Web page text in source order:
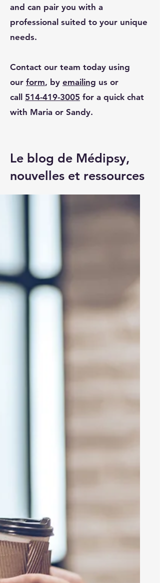
and can pair you with a
professional suited to your unique
needs.
Contact our team today using
our form, by emailing us or
call 514-419-3005 for a quick chat
with Maria or Sandy.
Le blog de Médipsy,
nouvelles et ressources